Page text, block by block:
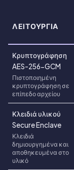
ΛΕΙΤΟΥΡΓΊΑ
Κρυπτογράφηση
AES-256-GCM
Πιστοποιημένη
κρυπτογράφηση σε
επίπεδο αρχείου
Κλειδιά υλικού
Secure Enclave
Κλειδιά
δημιουργημένα και
αποθηκευμένα στο
υλικό